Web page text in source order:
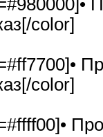
color]
color]